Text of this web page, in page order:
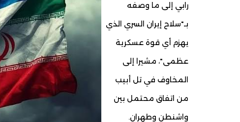
رابي إلى ما وصفه
بـ"سلاح إيران السري الذي
يهزم أي قوة عسكرية
عظمى"، مشيرا إلى
المخاوف في تل أبيب
من اتفاق محتمل بين
واشنطن وطهران.